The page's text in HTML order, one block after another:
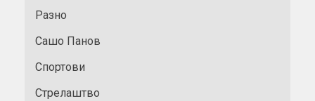
Разно
Сашо Панов
Спортови
Стрелаштво